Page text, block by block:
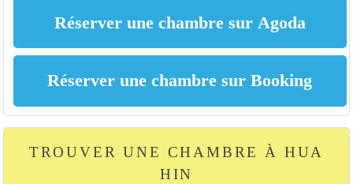
TROUVER UNE CHAMBRE À HUA
HIN